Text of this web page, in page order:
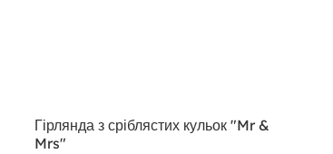
Гірлянда з сріблястих кульок "Mr &
Mrs"